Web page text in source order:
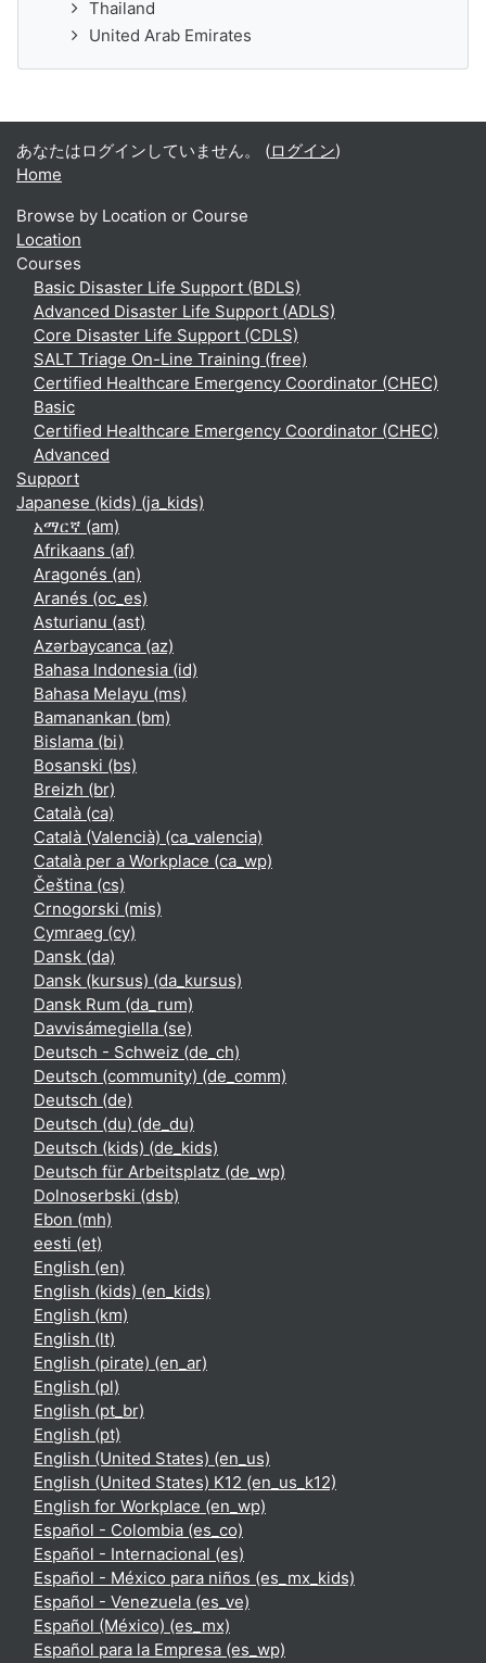
Thailand
United Arab Emirates
あなたはログインしていません。 (ログイン)
Home
Browse by Location or Course
Location
Courses
Basic Disaster Life Support (BDLS)
Advanced Disaster Life Support (ADLS)
Core Disaster Life Support (CDLS)
SALT Triage On-Line Training (free)
Certified Healthcare Emergency Coordinator (CHEC)
Basic
Certified Healthcare Emergency Coordinator (CHEC)
Advanced
Support
Japanese (kids) ‎(ja_kids)‎
አማርኛ ‎(am)‎
Afrikaans ‎(af)‎
Aragonés ‎(an)‎
Aranés ‎(oc_es)‎
Asturianu ‎(ast)‎
Azərbaycanca ‎(az)‎
Bahasa Indonesia ‎(id)‎
Bahasa Melayu ‎(ms)‎
Bamanankan ‎(bm)‎
Bislama ‎(bi)‎
Bosanski ‎(bs)‎
Breizh ‎(br)‎
Català ‎(ca)‎
Català (Valencià) ‎(ca_valencia)‎
Català per a Workplace ‎(ca_wp)‎
Čeština ‎(cs)‎
Crnogorski ‎(mis)‎
Cymraeg ‎(cy)‎
Dansk ‎(da)‎
Dansk (kursus) ‎(da_kursus)‎
Dansk Rum ‎(da_rum)‎
Davvisámegiella ‎(se)‎
Deutsch - Schweiz ‎(de_ch)‎
Deutsch (community) ‎(de_comm)‎
Deutsch ‎(de)‎
Deutsch (du) ‎(de_du)‎
Deutsch (kids) ‎(de_kids)‎
Deutsch für Arbeitsplatz ‎(de_wp)‎
Dolnoserbski ‎(dsb)‎
Ebon ‎(mh)‎
eesti ‎(et)‎
English ‎(en)‎
English (kids) ‎(en_kids)‎
English ‎(km)‎
English ‎(lt)‎
English (pirate) ‎(en_ar)‎
English ‎(pl)‎
English ‎(pt_br)‎
English ‎(pt)‎
English (United States) ‎(en_us)‎
English (United States) K12 ‎(en_us_k12)‎
English for Workplace ‎(en_wp)‎
Español - Colombia ‎(es_co)‎
Español - Internacional ‎(es)‎
Español - México para niños ‎(es_mx_kids)‎
Español - Venezuela ‎(es_ve)‎
Español (México) ‎(es_mx)‎
Español para la Empresa ‎(es_wp)‎